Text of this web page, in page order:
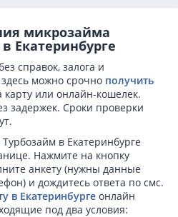
микрозайма
Екатеринбурге
справок, залога и
можно срочно получить
карту или онлайн-кошелек.
задержек. Сроки проверки
Турбозайм в Екатеринбурге
Нажмите на кнопку
анкету (нужны данные
и дождитесь ответа по смс.
в Екатеринбурге онлайн
под два условия: